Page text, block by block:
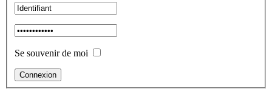
Se souvenir de moi